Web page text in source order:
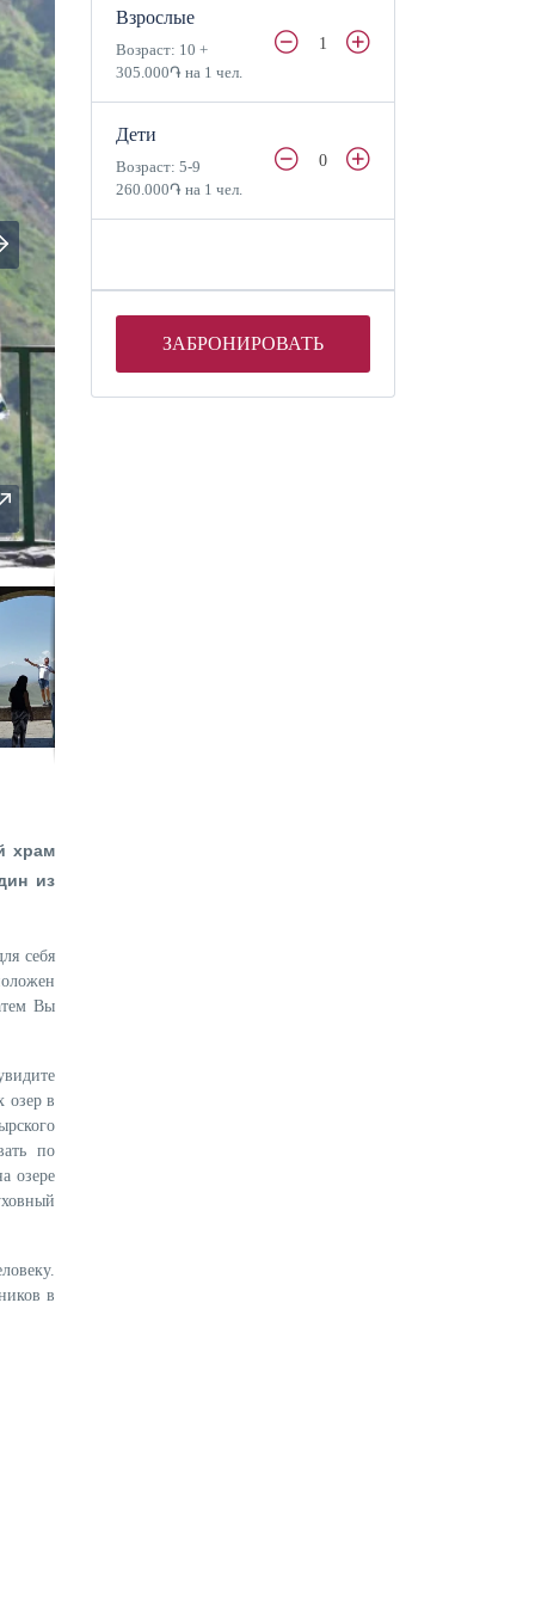
храм
из
себя
Вы
озер в
по
озере
в
Взрослые
Возраст: 10 +
305.000֏ на 1 чел.
1
Дети
Возраст: 5-9
260.000֏ на 1 чел.
0
ЗАБРОНИРОВАТЬ